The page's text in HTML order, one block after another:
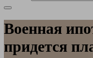
Военная
придется